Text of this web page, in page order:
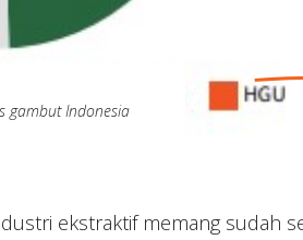
gambut Indonesia
ekstraktif memang sudah